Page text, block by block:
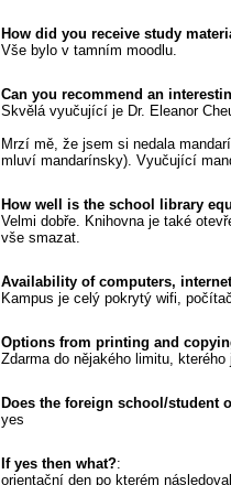
How did you receive study
Vše bylo v tamním moodlu.
Can you recommend an
Skvělá vyučující je Dr. Eleanor
Mrzí mě, že jsem si nedala
mluví mandarínsky). Vyučující
How well is the school library
Velmi dobře. Knihovna je také
vše smazat.
Availability of computers,
Kampus je celý pokrytý wifi,
Options from printing and
Zdarma do nějakého limitu,
Does the foreign school/student
yes
If yes then what?:
orientační den po kterém